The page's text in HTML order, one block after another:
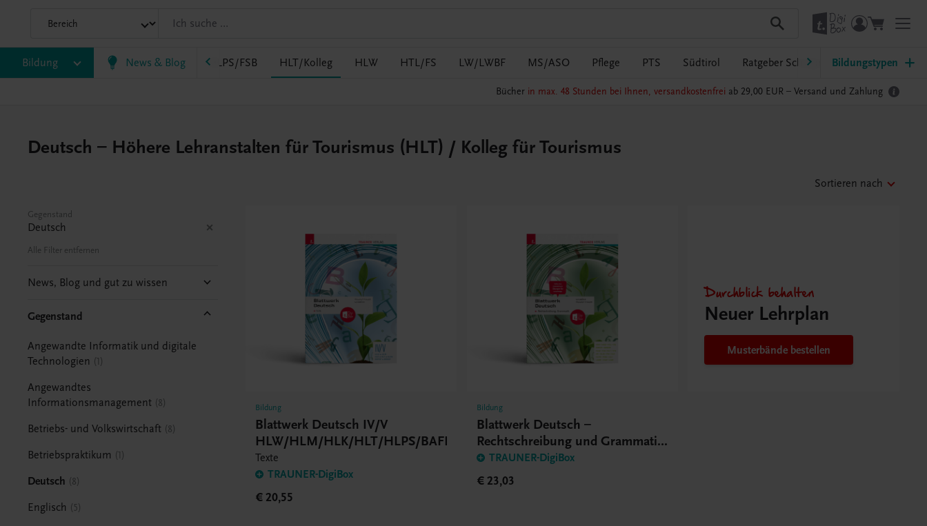
Bildung News & Blog
HAS HF/TFS HLM/HLK HLPS/FSB HLT/Kolleg HLW HTL/FS LW/LWBF MS/ASO Pflege PTS Südtirol Ratgeber Schulpraxis TRAUNER-
Bildungstypen
Bücher in max. 48 Stunden bei Ihnen, versandkostenfrei ab 29,00 EUR – Versand und Zahlung
Deutsch – Höhere Lehranstalten für Tourismus (HLT) / Kolleg für Tourismus
Sortieren nach
Gegenstand
Deutsch
Alle Filter entfernen
News, Blog und gut zu wissen
Gegenstand
Angewandte Informatik und digitale
Technologien
1
Angewandtes
Informationsmanagement 8
Betriebs- und Volkswirtschaft 8
Betriebspraktikum 1
Deutsch 8
Englisch 5
Bildung
Blattwerk Deutsch IV/V
HLW/HLM/HLK/HLT/HLPS/BAFEP/BASOP
Texte
TRAUNER-DigiBox
€ 20,55
Bildung
Blattwerk Deutsch –
Rechtschreibung und Grammatik
BHS/BMS
TRAUNER-DigiBox
€ 23,03
Durchblick behalten
Neuer Lehrplan
Musterbände bestellen